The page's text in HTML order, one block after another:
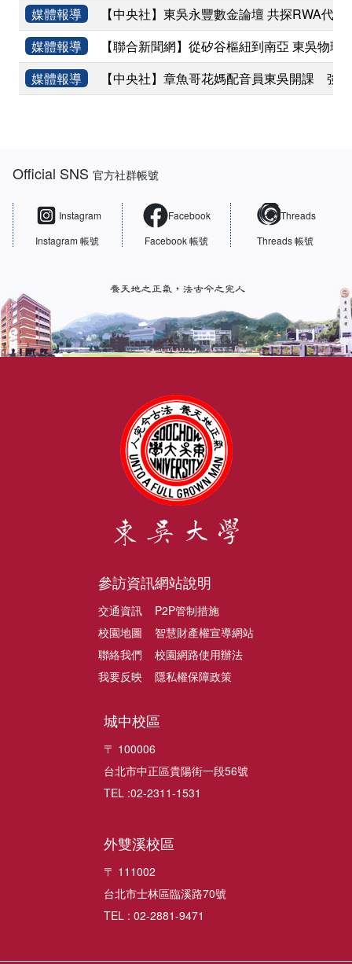
媒體報導
【中央社】東吳永豐數金論壇 共探RWA代幣
媒體報導
【聯合新聞網】從矽谷樞紐到南亞 東吳物理
媒體報導
【中央社】章魚哥花媽配音員東吳開課 強
Official SNS官方社群帳號
Instagram
Instagram 帳號
Facebook
Facebook 帳號
Threads
Threads 帳號
參訪資訊
交通資訊
校園地圖
聯絡我們
我要反映
網站說明
P2P管制措施
智慧財產權宣導網站
校園網路使用辦法
隱私權保障政策
城中校區
〒 100006
台北市中正區貴陽街一段56號
TEL :02-2311-1531
外雙溪校區
〒 111002
台北市士林區臨溪路70號
TEL : 02-2881-9471